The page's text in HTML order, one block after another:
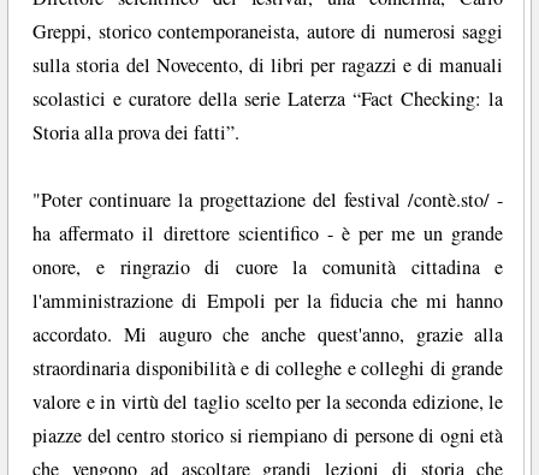
Greppi, storico contemporaneista, autore di numerosi saggi
sulla storia del Novecento, di libri per ragazzi e di manuali
scolastici e curatore della serie Laterza “Fact Checking: la
Storia alla prova dei fatti”.
"Poter continuare la progettazione del festival /contè.sto/ -
ha affermato il direttore scientifico - è per me un grande
onore, e ringrazio di cuore la comunità cittadina e
l'amministrazione di Empoli per la fiducia che mi hanno
accordato. Mi auguro che anche quest'anno, grazie alla
straordinaria disponibilità e di colleghe e colleghi di grande
valore e in virtù del taglio scelto per la seconda edizione, le
piazze del centro storico si riempiano di persone di ogni età
che vengono ad ascoltare grandi lezioni di storia che